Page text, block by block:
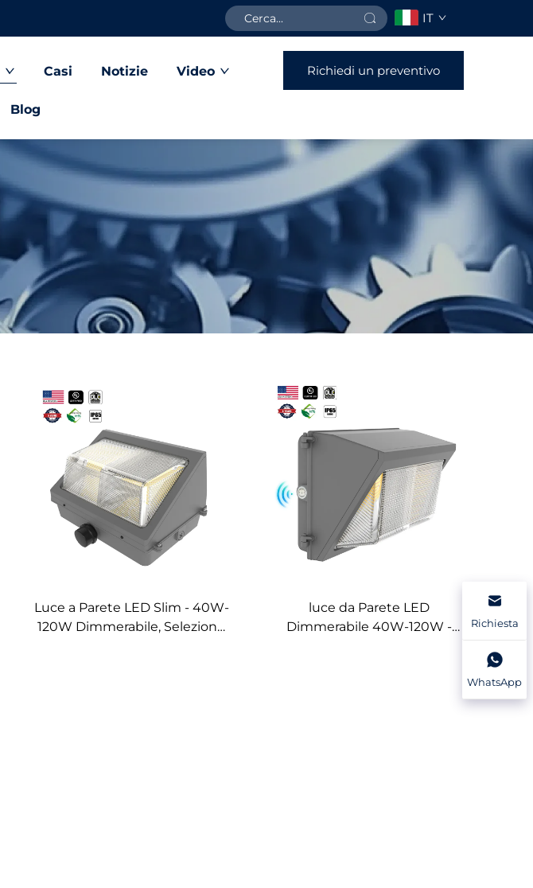
IT
Casi Notizie Video
Blog
Richiedi un preventivo
Luce a Parete LED Slim - 40W-
120W Dimmerabile, Selezione
luce da Parete LED
Dimmerabile 40W-120W -
Richiesta
WhatsApp